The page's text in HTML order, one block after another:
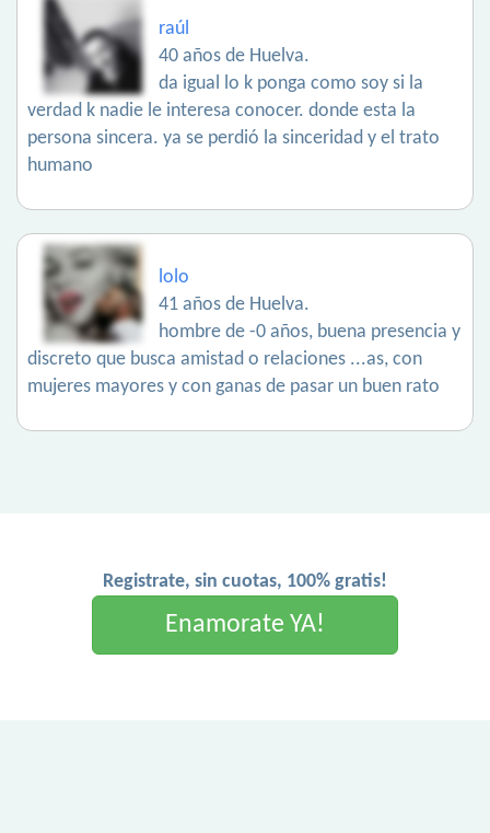
raúl
40 años de Huelva.
da igual lo k ponga como soy si la
verdad k nadie le interesa conocer. donde esta la
persona sincera. ya se perdió la sinceridad y el trato
humano
lolo
41 años de Huelva.
hombre de -0 años, buena presencia y
discreto que busca amistad o relaciones ...as, con
mujeres mayores y con ganas de pasar un buen rato
Registrate, sin cuotas, 100% gratis!
Enamorate YA!